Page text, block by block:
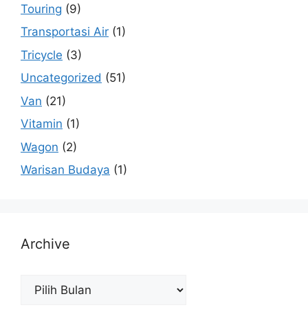
Touring (9)
Transportasi Air (1)
Tricycle (3)
Uncategorized (51)
Van (21)
Vitamin (1)
Wagon (2)
Warisan Budaya (1)
Archive
Archive